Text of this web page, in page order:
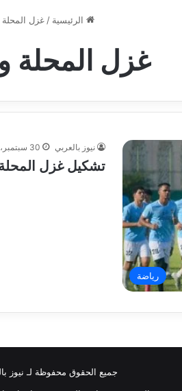
الرئيسية / غزل
غزل المحلة
رياضة
نيوز بالعربي 30 سبتمبر، 2024
تشكيل غزل المحلة
جميع الحقوق محفوظة لـ نيوز بالعربي